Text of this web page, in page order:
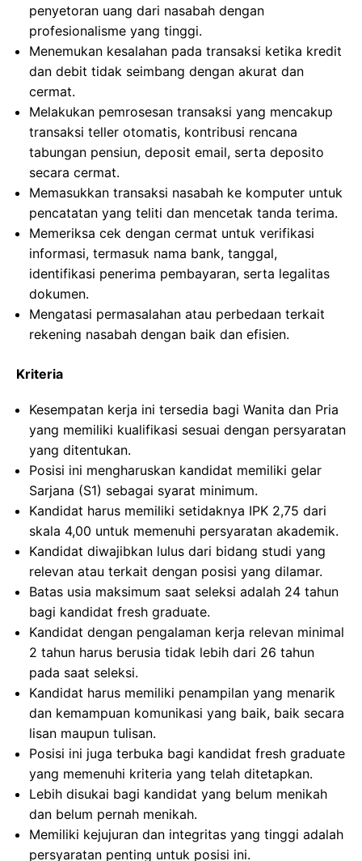
penyetoran uang dari nasabah dengan
profesionalisme yang tinggi.
Menemukan kesalahan pada transaksi ketika kredit
dan debit tidak seimbang dengan akurat dan
cermat.
Melakukan pemrosesan transaksi yang mencakup
transaksi teller otomatis, kontribusi rencana
tabungan pensiun, deposit email, serta deposito
secara cermat.
Memasukkan transaksi nasabah ke komputer untuk
pencatatan yang teliti dan mencetak tanda terima.
Memeriksa cek dengan cermat untuk verifikasi
informasi, termasuk nama bank, tanggal,
identifikasi penerima pembayaran, serta legalitas
dokumen.
Mengatasi permasalahan atau perbedaan terkait
rekening nasabah dengan baik dan efisien.
Kriteria
Kesempatan kerja ini tersedia bagi Wanita dan Pria
yang memiliki kualifikasi sesuai dengan persyaratan
yang ditentukan.
Posisi ini mengharuskan kandidat memiliki gelar
Sarjana (S1) sebagai syarat minimum.
Kandidat harus memiliki setidaknya IPK 2,75 dari
skala 4,00 untuk memenuhi persyaratan akademik.
Kandidat diwajibkan lulus dari bidang studi yang
relevan atau terkait dengan posisi yang dilamar.
Batas usia maksimum saat seleksi adalah 24 tahun
bagi kandidat fresh graduate.
Kandidat dengan pengalaman kerja relevan minimal
2 tahun harus berusia tidak lebih dari 26 tahun
pada saat seleksi.
Kandidat harus memiliki penampilan yang menarik
dan kemampuan komunikasi yang baik, baik secara
lisan maupun tulisan.
Posisi ini juga terbuka bagi kandidat fresh graduate
yang memenuhi kriteria yang telah ditetapkan.
Lebih disukai bagi kandidat yang belum menikah
dan belum pernah menikah.
Memiliki kejujuran dan integritas yang tinggi adalah
persyaratan penting untuk posisi ini.